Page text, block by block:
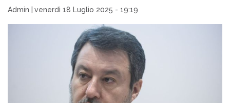
Admin venerdì 18 Luglio 2025 - 19:19